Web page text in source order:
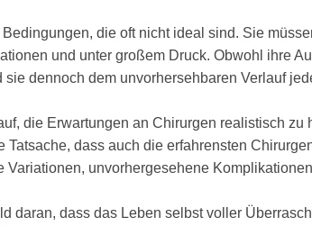
die oft nicht ideal sind. Sie
und unter großem Druck. Obwohl ihre
sie dennoch dem unvorhersehbaren Verlauf
die Erwartungen an Chirurgen realistisch
Tatsache, dass auch die erfahrensten
Variationen, unvorhergesehene
daran, dass das Leben selbst voller